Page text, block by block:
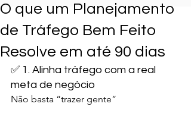
O que um Planejamento
de Tráfego Bem Feito
Resolve em até 90 dias
✅ 1. Alinha tráfego com a real
meta de negócio
Não basta “trazer gente”